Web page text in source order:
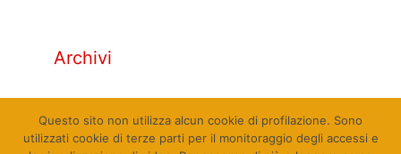
Archivi
Questo sito non utilizza alcun cookie di profilazione. Sono
utilizzati cookie di terze parti per il monitoraggio degli accessi e